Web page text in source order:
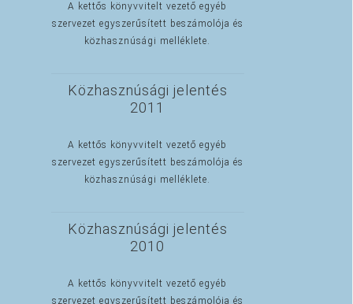
A kettős könyvvitelt vezető egyéb
szervezet egyszerűsített beszámolója és
közhasznúsági melléklete.
Közhasznúsági jelentés
2011
A kettős könyvvitelt vezető egyéb
szervezet egyszerűsített beszámolója és
közhasznúsági melléklete.
Közhasznúsági jelentés
2010
A kettős könyvvitelt vezető egyéb
szervezet egyszerűsített beszámolója és